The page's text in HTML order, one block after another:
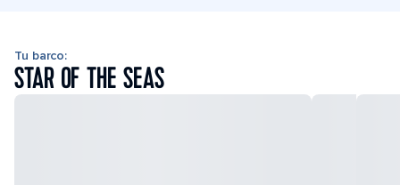
Tu barco:
STAR OF THE SEAS